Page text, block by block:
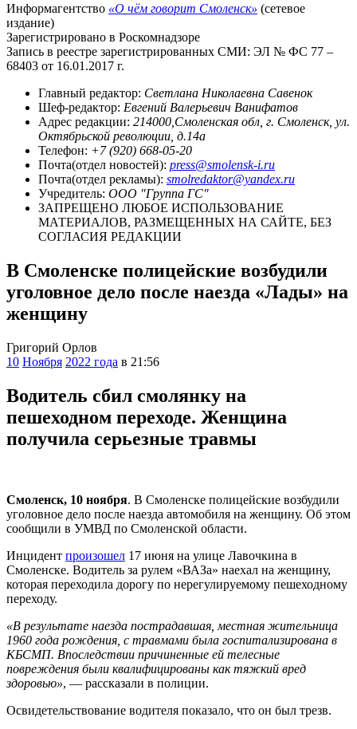
Информагентство «О чём говорит Смоленск» (сетевое
издание)
Зарегистрировано в Роскомнадзоре
Запись в реестре зарегистрированных СМИ: ЭЛ № ФС 77 –
68403 от 16.01.2017 г.
Главный редактор: Светлана Николаевна Савенок
Шеф-редактор: Евгений Валерьевич Ванифатов
Адрес редакции: 214000,Смоленская обл, г. Смоленск, ул.
Октябрьской революции, д.14а
Телефон: +7 (920) 668-05-20
Почта(отдел новостей): press@smolensk-i.ru
Почта(отдел рекламы): smolredaktor@yandex.ru
Учредитель: ООО "Группа ГС"
ЗАПРЕЩЕНО ЛЮБОЕ ИСПОЛЬЗОВАНИЕ
МАТЕРИАЛОВ, РАЗМЕЩЕННЫХ НА САЙТЕ, БЕЗ
СОГЛАСИЯ РЕДАКЦИИ
В Смоленске полицейские возбудили
уголовное дело после наезда «Лады» на
женщину
Григорий Орлов
10 Ноября 2022 года в 21:56
Водитель сбил смолянку на
пешеходном переходе. Женщина
получила серьезные травмы
Смоленск, 10 ноября. В Смоленске полицейские возбудили
уголовное дело после наезда автомобиля на женщину. Об этом
сообщили в УМВД по Смоленской области.
Инцидент произошел 17 июня на улице Лавочкина в
Смоленске. Водитель за рулем «ВАЗа» наехал на женщину,
которая переходила дорогу по нерегулируемому пешеходному
переходу.
«В результате наезда пострадавшая, местная жительница
1960 года рождения, с травмами была госпитализирована в
КБСМП. Впоследствии причиненные ей телесные
повреждения были квалифицированы как тяжкий вред
здоровью», — рассказали в полиции.
Освидетельствование водителя показало, что он был трезв.